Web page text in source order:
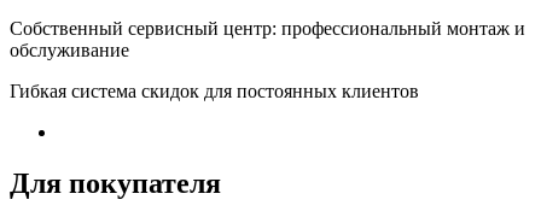
Собственный сервисный центр: профессиональный монтаж и
обслуживание
Гибкая система скидок для постоянных клиентов
Для покупателя